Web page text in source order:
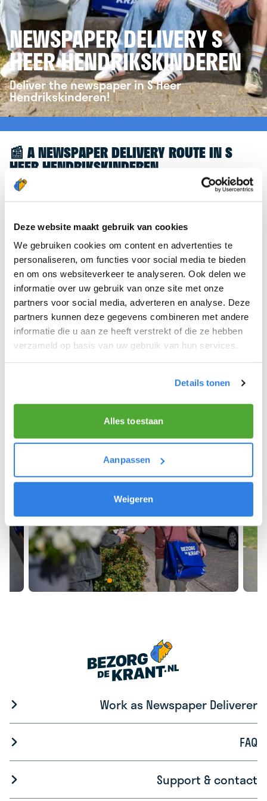
Deze website maakt gebruik van cookies
We gebruiken cookies om content en advertenties te
personaliseren, om functies voor social media te bieden
en om ons websiteverkeer te analyseren. Ook delen we
informatie over uw gebruik van onze site met onze
partners voor social media, adverteren en analyse. Deze
partners kunnen deze gegevens combineren met andere
informatie die u aan ze heeft verstrekt of die ze hebben
verzameld op basis van uw gebruik van hun services.
Details tonen
Alles toestaan
Aanpassen
Weigeren
NEWSPAPER DELIVERY S
HEER HENDRIKSKINDEREN
Deliver the newspaper in S Heer
Hendrikskinderen!
📰 A NEWSPAPER DELIVERY ROUTE IN S
HEER HENDRIKSKINDEREN
Great to see you're interested in a newspaper
you further, we’d like to refer you to the
krantenbezorgen.nl website. There, you can easily
sign up to deliver newspapers in S Heer
Hendrikskinderen.
We hope you can get started soon and wish you
the best of luck! 🚴‍♂️💨
Sign up as a newspaper deliverer!
Work as Newspaper Deliverer
FAQ
Support & contact